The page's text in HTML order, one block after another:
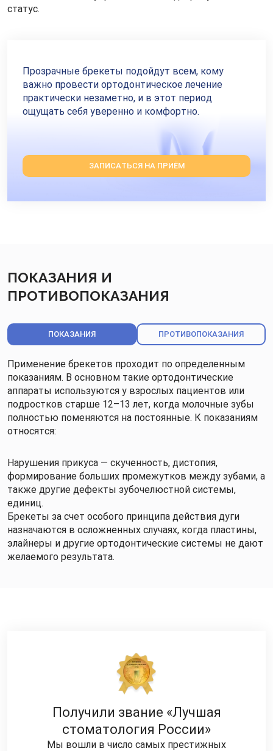
статус.
Прозрачные брекеты подойдут всем, кому
важно провести ортодонтическое лечение
практически незаметно, и в этот период
ощущать себя уверенно и комфортно.
ЗАПИСАТЬСЯ НА ПРИЁМ
ПОКАЗАНИЯ И
ПРОТИВОПОКАЗАНИЯ
ПОКАЗАНИЯ ПРОТИВОПОКАЗАНИЯ
Применение брекетов проходит по определенным
показаниям. В основном такие ортодонтические
аппараты используются у взрослых пациентов или
подростков старше 12–13 лет, когда молочные зубы
полностью поменяются на постоянные. К показаниям
относятся:
Нарушения прикуса — скученность, дистопия,
формирование больших промежутков между зубами, а
также другие дефекты зубочелюстной системы,
единиц.
Брекеты за счет особого принципа действия дуги
назначаются в осложненных случаях, когда пластины,
элайнеры и другие ортодонтические системы не дают
желаемого результата.
Получили звание «Лучшая
стоматология России»
Мы вошли в число самых престижных